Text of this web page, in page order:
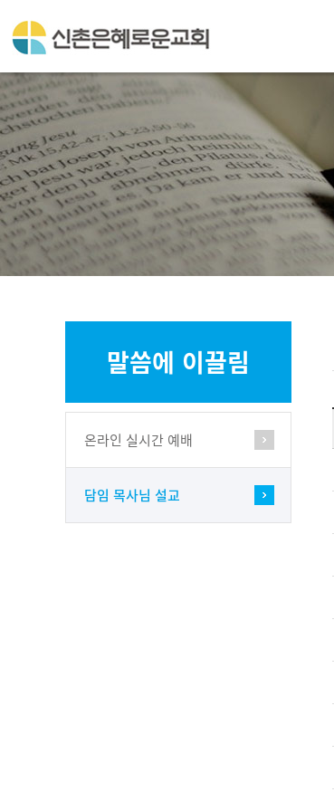
말씀에 이끌림
온라인 실시간 예배
담임 목사님 설교